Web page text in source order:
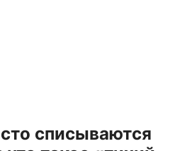
списываются